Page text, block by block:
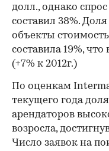
долл., однако
составил 38%.
объекты
составила 19%,
(+7% к 2012г.)
По оценкам
текущего года
арендаторов
возросла,
Число заявок на